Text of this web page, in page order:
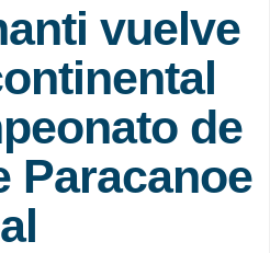
vuelve
de
Paracanoe